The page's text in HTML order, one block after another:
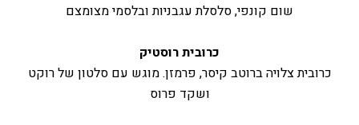
שום קונפי, סלסלת עגבניות ובלסמי מצומצם
כרובית רוסטיק
כרובית צלויה ברוטב קיסר, פרמזן. מוגש עם סלטון של רוקט
ושקד פרוס